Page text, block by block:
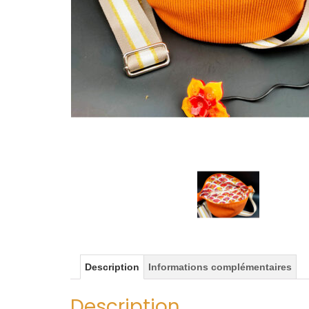
Description Informations complémentaires